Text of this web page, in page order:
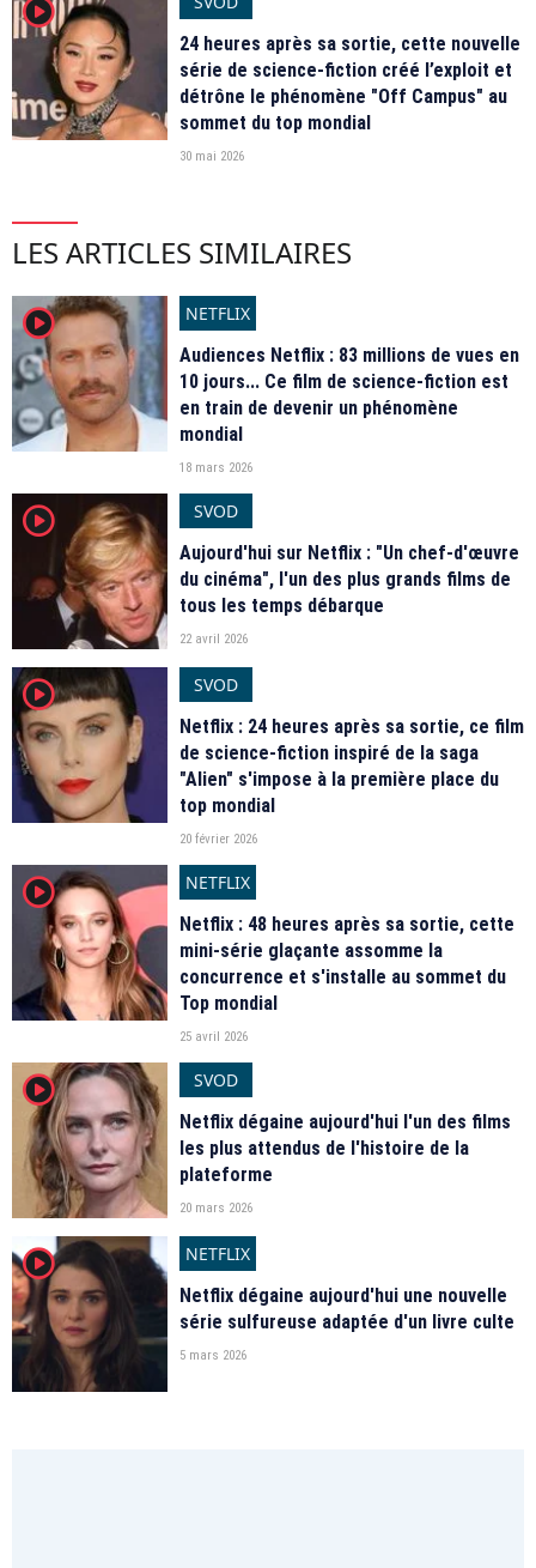
player2
24 heures après sa sortie, cette nouvelle
série de science-fiction créé l’exploit et
détrône le phénomène "Off Campus" au
sommet du top mondial
30 mai 2026
LES ARTICLES SIMILAIRES
player2
NETFLIX
Audiences Netflix : 83 millions de vues en
10 jours... Ce film de science-fiction est
en train de devenir un phénomène
mondial
18 mars 2026
player2
SVOD
Aujourd'hui sur Netflix : "Un chef-d'œuvre
du cinéma", l'un des plus grands films de
tous les temps débarque
22 avril 2026
player2
SVOD
Netflix : 24 heures après sa sortie, ce film
de science-fiction inspiré de la saga
"Alien" s'impose à la première place du
top mondial
20 février 2026
player2
NETFLIX
Netflix : 48 heures après sa sortie, cette
mini-série glaçante assomme la
concurrence et s'installe au sommet du
Top mondial
25 avril 2026
player2
SVOD
Netflix dégaine aujourd'hui l'un des films
les plus attendus de l'histoire de la
plateforme
20 mars 2026
player2
NETFLIX
Netflix dégaine aujourd'hui une nouvelle
série sulfureuse adaptée d'un livre culte
5 mars 2026